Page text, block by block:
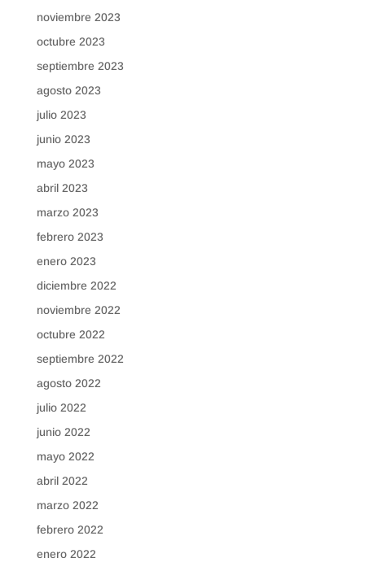
noviembre 2023
octubre 2023
septiembre 2023
agosto 2023
julio 2023
junio 2023
mayo 2023
abril 2023
marzo 2023
febrero 2023
enero 2023
diciembre 2022
noviembre 2022
octubre 2022
septiembre 2022
agosto 2022
julio 2022
junio 2022
mayo 2022
abril 2022
marzo 2022
febrero 2022
enero 2022